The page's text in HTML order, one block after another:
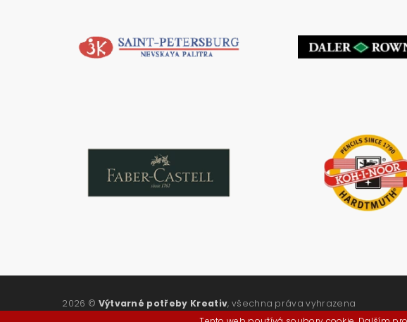
2026 © Výtvarné potřeby Kreativ, všechna práva vyhrazena